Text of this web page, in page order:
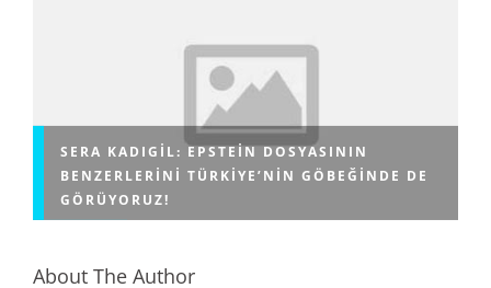
SERA KADIGIL: EPSTEIN DOSYASININ
BENZERLERINI TÜRKIYE’NIN GÖBEĞINDE DE
GÖRÜYORUZ!
About The Author